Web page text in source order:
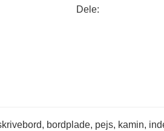
Dele:
bordplade, pejs, kamin,